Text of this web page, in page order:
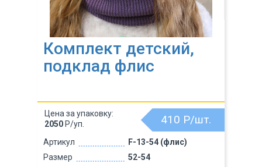
Комплект детский,
подклад флис
Артикул
F-13-54 (флис)
Размер
52-54
410 Р/шт.
Цена за упаковку:
2050 Р/уп.